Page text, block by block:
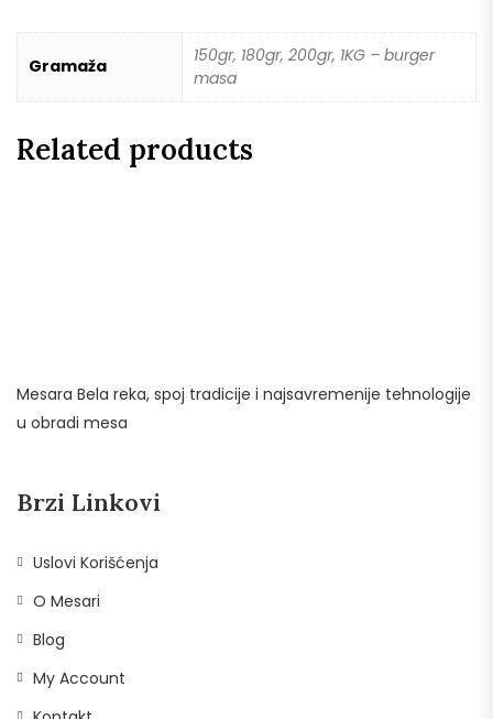
Gramaža
150gr, 180gr, 200gr, 1KG – burger
masa
Related products
Mesara Bela reka, spoj tradicije i najsavremenije tehnologije
u obradi mesa
Brzi Linkovi
Uslovi Korišćenja
O Mesari
Blog
My Account